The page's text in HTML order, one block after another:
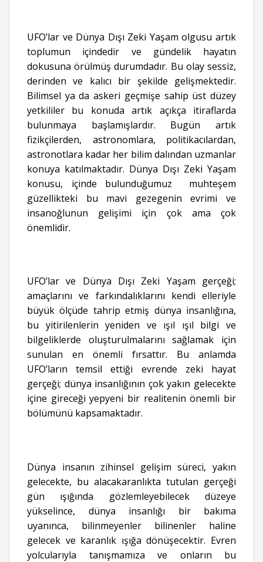
UFO’lar ve Dünya Dışı Zeki Yaşam olgusu artık
toplumun içindedir ve gündelik hayatın
dokusuna örülmüş durumdadır. Bu olay sessiz,
derinden ve kalıcı bir şekilde gelişmektedir.
Bilimsel ya da askeri geçmişe sahip üst düzey
yetkililer bu konuda artık açıkça itiraflarda
bulunmaya başlamışlardır. Bugün artık
fizikçilerden, astronomlara, politikacılardan,
astronotlara kadar her bilim dalından uzmanlar
konuya katılmaktadır. Dünya Dışı Zeki Yaşam
konusu, içinde bulunduğumuz muhteşem
güzellikteki bu mavi gezegenin evrimi ve
insanoğlunun gelişimi için çok ama çok
önemlidir.
UFO’lar ve Dünya Dışı Zeki Yaşam gerçeği;
amaçlarını ve farkındalıklarını kendi elleriyle
büyük ölçüde tahrip etmiş dünya insanlığına,
bu yitirilenlerin yeniden ve ışıl ışıl bilgi ve
bilgeliklerde oluşturulmalarını sağlamak için
sunulan en önemli fırsattır. Bu anlamda
UFO’ların temsil ettiği evrende zeki hayat
gerçeği; dünya insanlığının çok yakın gelecekte
içine gireceği yepyeni bir realitenin önemli bir
bölümünü kapsamaktadır.
Dünya insanın zihinsel gelişim süreci, yakın
gelecekte, bu alacakaranlıkta tutulan gerçeği
gün ışığında gözlemleyebilecek düzeye
yükselince, dünya insanlığı bir bakıma
uyanınca, bilinmeyenler bilinenler haline
gelecek ve karanlık ışığa dönüşecektir. Evren
yolcularıyla tanışmamıza ve onların bu